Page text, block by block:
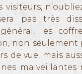
visiteurs,
pas très
les
non seulement
de vue, mais
malveillantes